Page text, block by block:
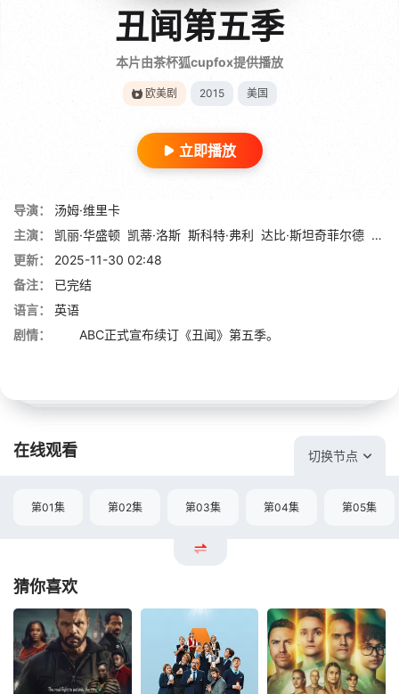
丑闻第五季
本片由茶杯狐cupfox提供播放
欧美剧 2015 美国
立即播放
导演：
汤姆·维里卡
主演：
凯丽·华盛顿 凯蒂·洛斯 斯科特·弗利 达比·斯坦奇菲尔德 杰夫
更新：
2025-11-30 02:48
备注：
已完结
语言：
英语
剧情：
ABC正式宣布续订《丑闻》第五季。
在线观看 切换节点
第01集 第02集 第03集 第04集 第05集
猜你喜欢